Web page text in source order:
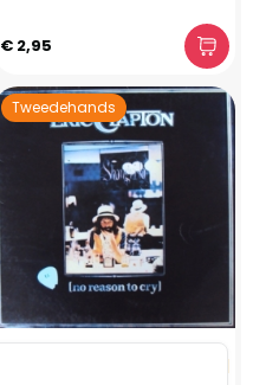
€ 2,95
Tweedehands
Nog 1 op voorraad